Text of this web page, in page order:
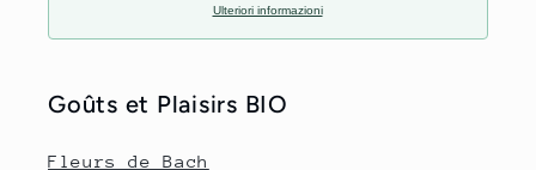
Ulteriori informazioni
Goûts et Plaisirs BIO
Fleurs de Bach